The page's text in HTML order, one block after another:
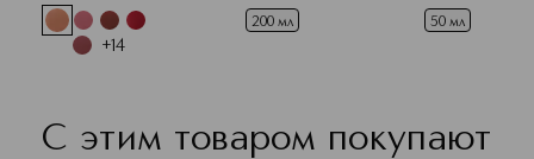
+14
200 мл 50 мл
С этим товаром покупают